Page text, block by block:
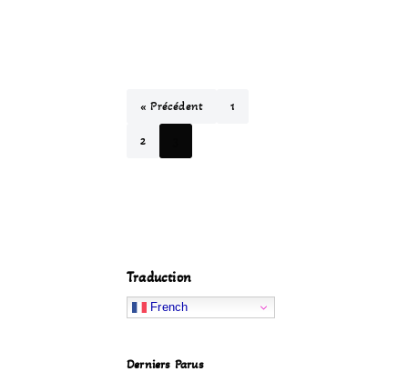
« Précédent 1
2
Traduction
French
Derniers Parus